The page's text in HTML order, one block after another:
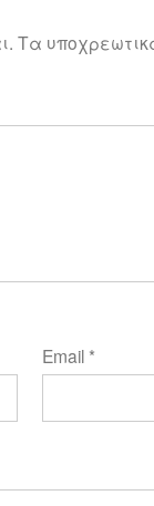
Τα
Email *